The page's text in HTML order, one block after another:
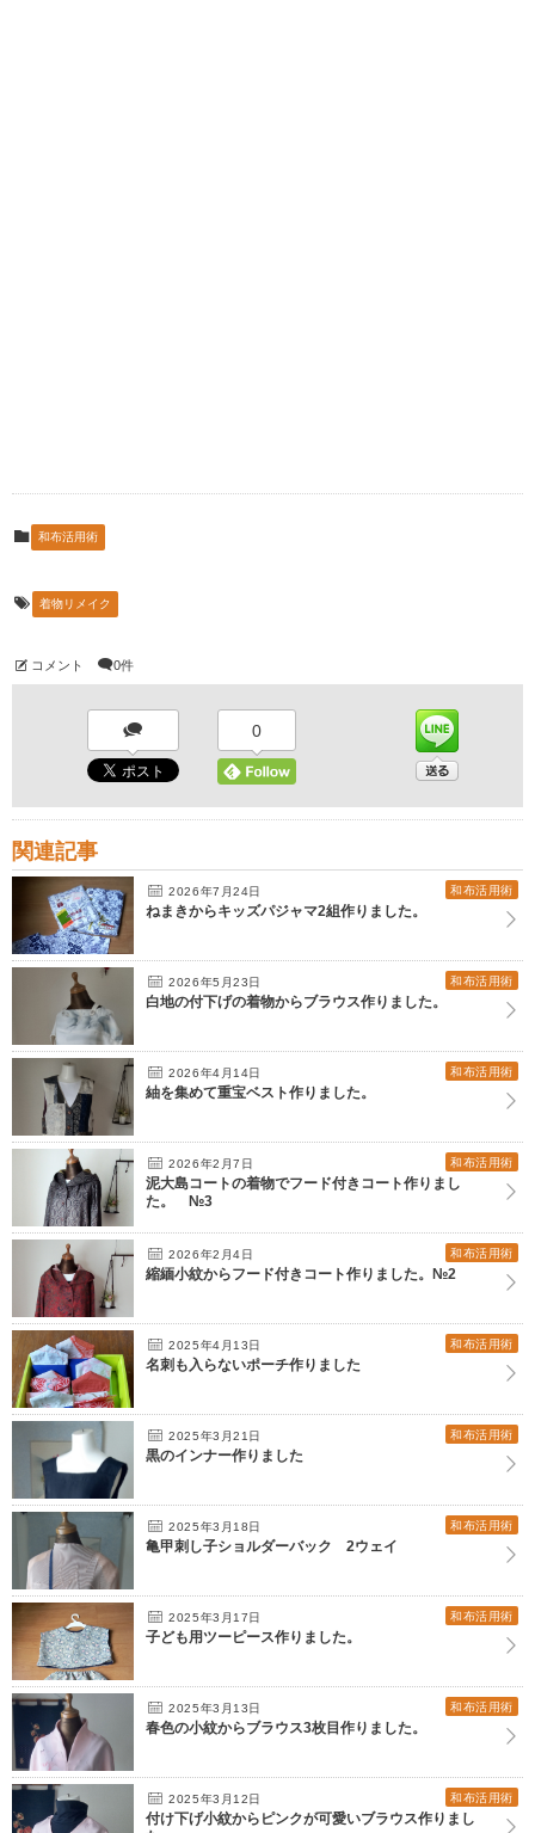
和布活用術
着物リメイク
コメント 0件
0
関連記事
2026年7月24日 和布活用術
ねまきからキッズパジャマ2組作りました。
2026年5月23日 和布活用術
白地の付下げの着物からブラウス作りました。
2026年4月14日 和布活用術
紬を集めて重宝ベスト作りました。
2026年2月7日 和布活用術
泥大島コートの着物でフード付きコート作りまし
た。 №3
2026年2月4日 和布活用術
縮緬小紋からフード付きコート作りました。№2
2025年4月13日 和布活用術
名刺も入らないポーチ作りました
2025年3月21日 和布活用術
黒のインナー作りました
2025年3月18日 和布活用術
亀甲刺し子ショルダーバック 2ウェイ
2025年3月17日 和布活用術
子ども用ツーピース作りました。
2025年3月13日 和布活用術
春色の小紋からブラウス3枚目作りました。
2025年3月12日 和布活用術
付け下げ小紋からピンクが可愛いブラウス作りまし